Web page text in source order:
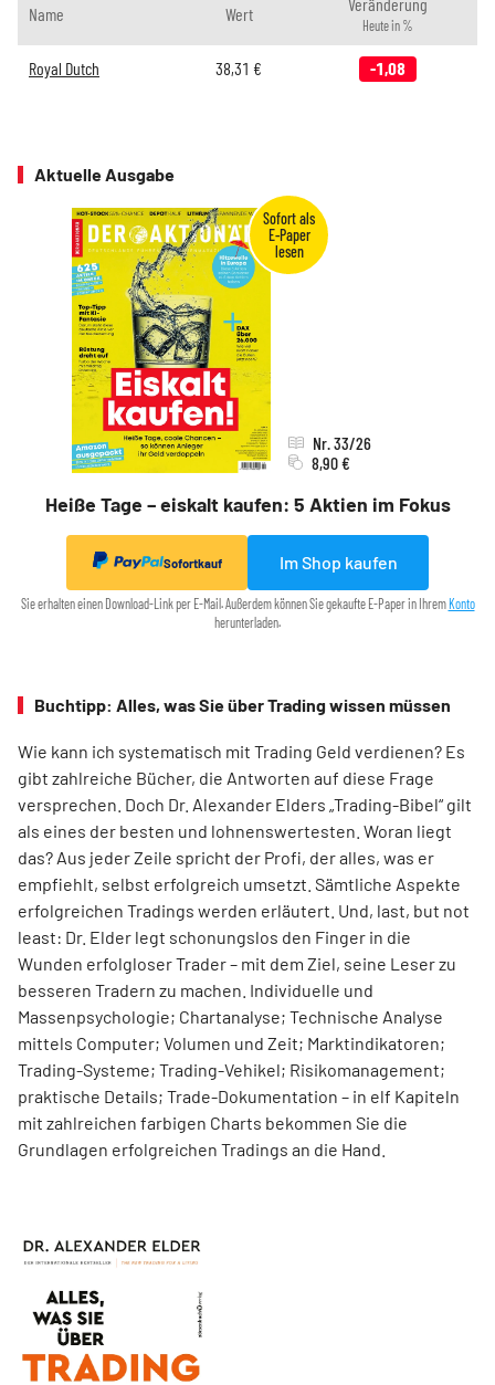
Name Wert
Heute in %
Royal Dutch 38,31 € -1,08
Aktuelle Ausgabe
Heiße Tage – eiskalt kaufen: 5 Aktien im Fokus
Nr. 33/26
8,90 €
Sofortkauf Im Shop kaufen
Sie erhalten einen Download-Link per E-Mail. Außerdem können Sie gekaufte E-Paper in Ihrem Konto
herunterladen.
Buchtipp: Alles, was Sie über Trading wissen müssen
Wie kann ich systematisch mit Trading Geld verdienen? Es
gibt zahlreiche Bücher, die Antworten auf diese Frage
versprechen. Doch Dr. Alexander Elders „Trading-Bibel“ gilt
als eines der besten und lohnenswertesten. Woran liegt
das? Aus jeder Zeile spricht der Profi, der alles, was er
empfiehlt, selbst erfolgreich umsetzt. Sämtliche Aspekte
erfolgreichen Tradings werden erläutert. Und, last, but not
least: Dr. Elder legt schonungslos den Finger in die
Wunden erfolgloser Trader – mit dem Ziel, seine Leser zu
besseren Tradern zu machen. Individuelle und
Massenpsychologie; Chartanalyse; Technische Analyse
mittels Computer; Volumen und Zeit; Marktindikatoren;
Trading-Systeme; Trading-Vehikel; Risikomanagement;
praktische Details; Trade-Dokumentation – in elf Kapiteln
mit zahlreichen farbigen Charts bekommen Sie die
Grundlagen erfolgreichen Tradings an die Hand.